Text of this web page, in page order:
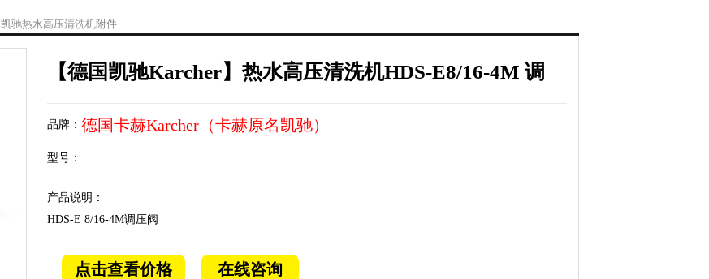
凯驰热水高压清洗机附件
【德国凯驰Karcher】热水高压清洗机HDS-E8/16-4M 调
品牌： 德国卡赫Karcher（卡赫原名凯驰）
型号：
产品说明：
HDS-E 8/16-4M调压阀
点击查看价格 在线咨询